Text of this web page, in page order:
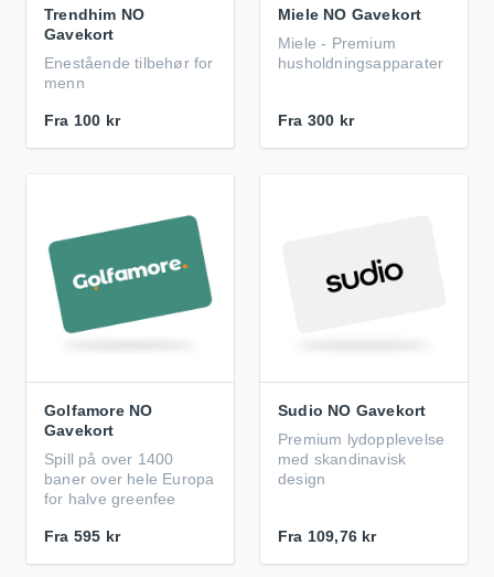
Trendhim NO
Gavekort
Enestående tilbehør for
menn
Fra 100 kr
Miele NO Gavekort
Miele - Premium
husholdningsapparater
Fra 300 kr
Golfamore NO
Gavekort
Spill på over 1400
baner over hele Europa
for halve greenfee
Fra 595 kr
Sudio NO Gavekort
Premium lydopplevelse
med skandinavisk
design
Fra 109,76 kr